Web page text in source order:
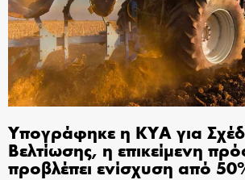
Υπογράφηκε η ΚΥΑ για
Βελτίωσης, η επικείμενη
προβλέπει ενίσχυση από